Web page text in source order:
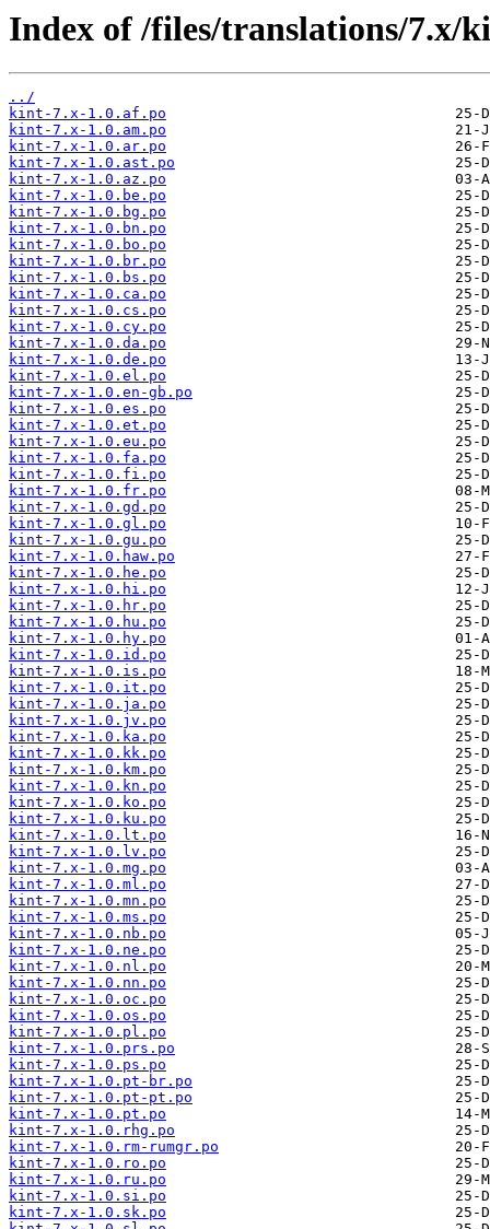
Index of /files/translations/7.x/
../
kint-7.x-1.0.af.po
kint-7.x-1.0.am.po
kint-7.x-1.0.ar.po
kint-7.x-1.0.ast.po
kint-7.x-1.0.az.po
kint-7.x-1.0.be.po
kint-7.x-1.0.bg.po
kint-7.x-1.0.bn.po
kint-7.x-1.0.bo.po
kint-7.x-1.0.br.po
kint-7.x-1.0.bs.po
kint-7.x-1.0.ca.po
kint-7.x-1.0.cs.po
kint-7.x-1.0.cy.po
kint-7.x-1.0.da.po
kint-7.x-1.0.de.po
kint-7.x-1.0.el.po
kint-7.x-1.0.en-gb.po
kint-7.x-1.0.es.po
kint-7.x-1.0.et.po
kint-7.x-1.0.eu.po
kint-7.x-1.0.fa.po
kint-7.x-1.0.fi.po
kint-7.x-1.0.fr.po
kint-7.x-1.0.gd.po
kint-7.x-1.0.gl.po
kint-7.x-1.0.gu.po
kint-7.x-1.0.haw.po
kint-7.x-1.0.he.po
kint-7.x-1.0.hi.po
kint-7.x-1.0.hr.po
kint-7.x-1.0.hu.po
kint-7.x-1.0.hy.po
kint-7.x-1.0.id.po
kint-7.x-1.0.is.po
kint-7.x-1.0.it.po
kint-7.x-1.0.ja.po
kint-7.x-1.0.jv.po
kint-7.x-1.0.ka.po
kint-7.x-1.0.kk.po
kint-7.x-1.0.km.po
kint-7.x-1.0.kn.po
kint-7.x-1.0.ko.po
kint-7.x-1.0.ku.po
kint-7.x-1.0.lt.po
kint-7.x-1.0.lv.po
kint-7.x-1.0.mg.po
kint-7.x-1.0.ml.po
kint-7.x-1.0.mn.po
kint-7.x-1.0.ms.po
kint-7.x-1.0.nb.po
kint-7.x-1.0.ne.po
kint-7.x-1.0.nl.po
kint-7.x-1.0.nn.po
kint-7.x-1.0.oc.po
kint-7.x-1.0.os.po
kint-7.x-1.0.pl.po
kint-7.x-1.0.prs.po
kint-7.x-1.0.ps.po
kint-7.x-1.0.pt-br.po
kint-7.x-1.0.pt-pt.po
kint-7.x-1.0.pt.po
kint-7.x-1.0.rhg.po
kint-7.x-1.0.rm-rumgr.po
kint-7.x-1.0.ro.po
kint-7.x-1.0.ru.po
kint-7.x-1.0.si.po
kint-7.x-1.0.sk.po